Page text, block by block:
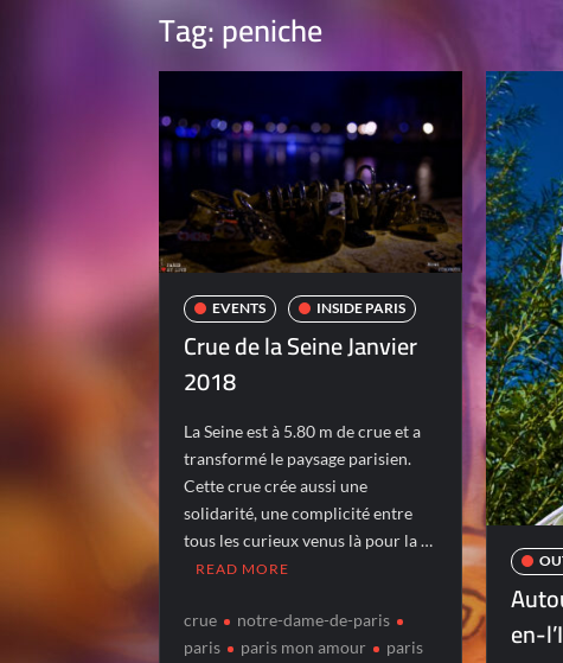
Tag:peniche
EVENTS INSIDE PARIS
Crue de la Seine Janvier
2018
La Seine est à 5.80 m de crue et a
transformé le paysage parisien.
Cette crue crée aussi une
solidarité, une complicité entre
tous les curieux venus là pour la …
READ MORE
crue
notre-dame-de-paris
paris
paris mon amour
paris
en-